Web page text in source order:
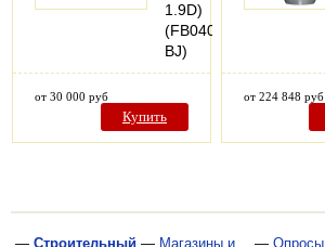
1.9D)
(FB040-
BJ)
от 30 000 руб
Купить
от 224 848 руб
— Строительный — Магазины и — Опросы